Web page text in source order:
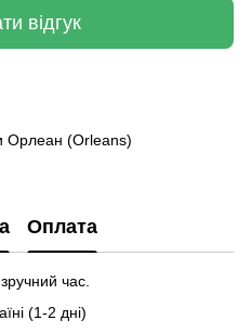
відгук
Орлеан (Orleans)
Оплата
час.
(1-2 дні)